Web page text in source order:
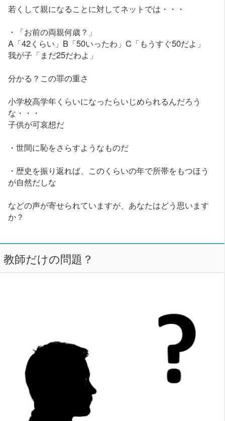
若くして親になることに対してネットでは・・・
・「お前の両親何歳？」
A「42くらい」B「50いったわ」C「もうすぐ50だよ」
我が子「まだ25だわよ」
分かる？この罪の重さ
小学校高学年くらいになったらいじめられるんだろう
な・・・
子供が可哀想だ
・世間に恥をさらすようなものだ
・歴史を振り返れば、このくらいの年で所帯をもつほう
が自然だしな
などの声が寄せられていますが、あなたはどう思います
か？
教師だけの問題？